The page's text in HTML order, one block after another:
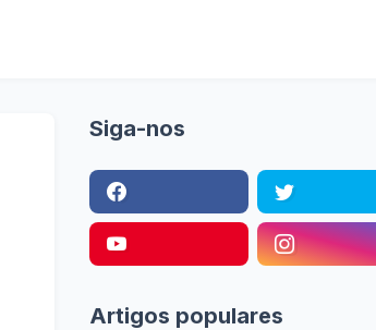
Siga-nos
Artigos populares